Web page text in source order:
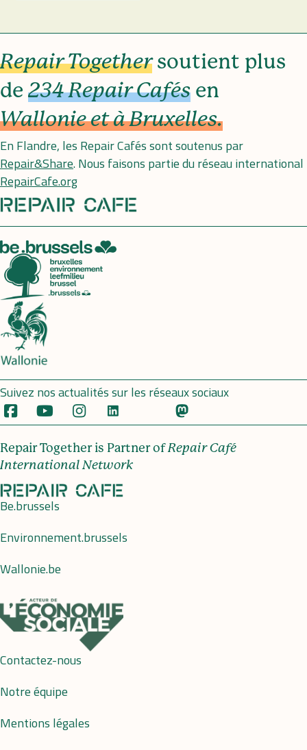
Repair Togethersoutient plus
de 234 Repair Cafés en
Wallonie et à Bruxelles.
En Flandre, les Repair Cafés sont soutenus par
Repair&Share. Nous faisons partie du réseau international
RepairCafe.org
Suivez nos actualités sur les réseaux sociaux
Repair Together is Partner ofRepair Café
International Network
Be.brussels
Environnement.brussels
Wallonie.be
Contactez-nous
Notre équipe
Mentions légales